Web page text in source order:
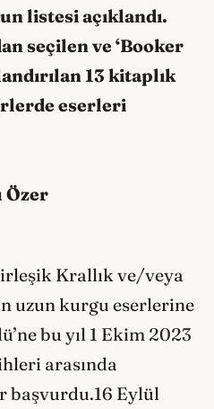
listesi açıklandı.
seçilen ve ‘Booker
13 kitaplık
eserleri
Özer
Krallık ve/veya
uzun kurgu eserlerine
bu yıl 1 Ekim 2023
arasında
başvurdu.16 Eylül